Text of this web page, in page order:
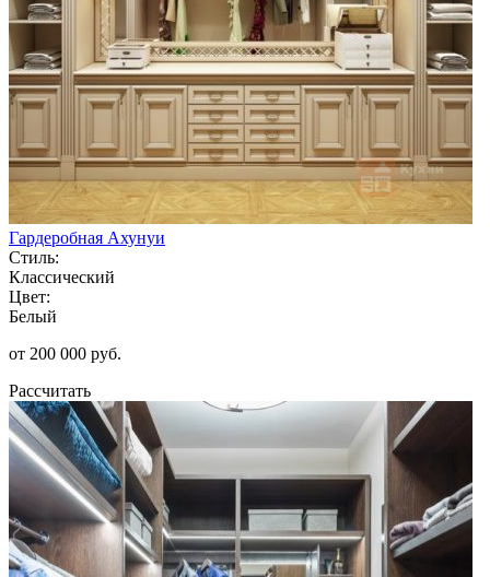
Гардеробная Ахунуи
Стиль:
Классический
Цвет:
Белый
от 200 000 руб.
Рассчитать